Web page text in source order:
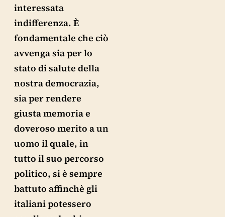
interessata
indifferenza. È
fondamentale che ciò
avvenga sia per lo
stato di salute della
nostra democrazia,
sia per rendere
giusta memoria e
doveroso merito a un
uomo il quale, in
tutto il suo percorso
politico, si è sempre
battuto affinchè gli
italiani potessero